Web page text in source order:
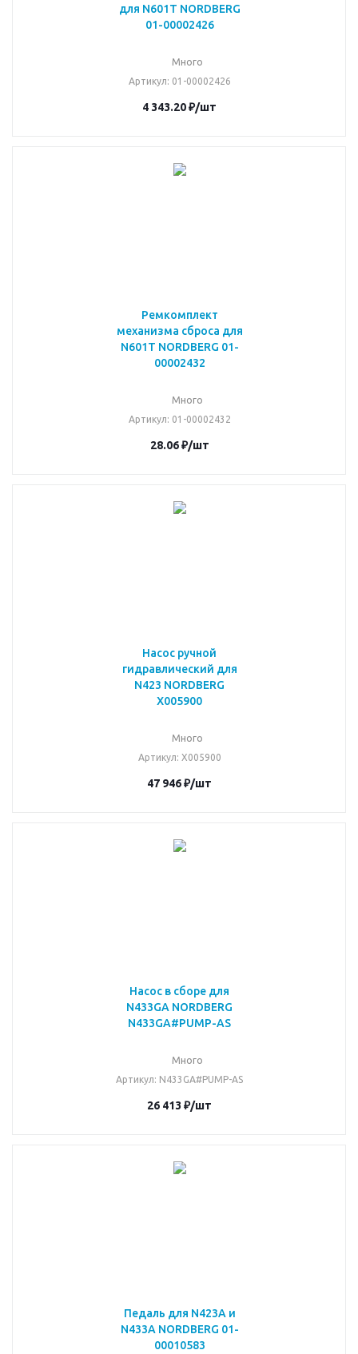
для N601T NORDBERG
01-00002426
Много
Артикул: 01-00002426
4 343.20₽/шт
Ремкомплект
механизма сброса для
N601T NORDBERG 01-
00002432
Много
Артикул: 01-00002432
28.06₽/шт
Насос ручной
гидравлический для
N423 NORDBERG
X005900
Много
Артикул: X005900
47 946₽/шт
Насос в сборе для
N433GA NORDBERG
N433GA#PUMP-AS
Много
Артикул: N433GA#PUMP-AS
26 413 ₽/шт
Педаль для N423A и
N433A NORDBERG 01-
00010583